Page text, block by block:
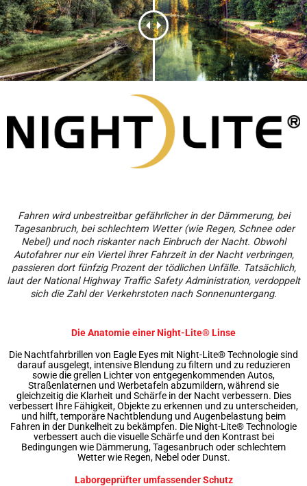
Fahren wird unbestreitbar gefährlicher in der Dämmerung, bei
Tagesanbruch, bei schlechtem Wetter (wie Regen, Schnee oder
Nebel) und noch riskanter nach Einbruch der Nacht. Obwohl
Autofahrer nur ein Viertel ihrer Fahrzeit in der Nacht verbringen,
passieren dort fünfzig Prozent der tödlichen Unfälle. Tatsächlich,
laut der National Highway Traffic Safety Administration, verdoppelt
sich die Zahl der Verkehrstoten nach Sonnenuntergang.
Die Anatomie einer Night-Lite® Linse
Die Nachtfahrbrillen von Eagle Eyes mit Night-Lite® Technologie sind
darauf ausgelegt, intensive Blendung zu filtern und zu reduzieren
sowie die grellen Lichter von entgegenkommenden Autos,
Straßenlaternen und Werbetafeln abzumildern, während sie
gleichzeitig die Klarheit und Schärfe in der Nacht verbessern. Dies
verbessert Ihre Fähigkeit, Objekte zu erkennen und zu unterscheiden,
und hilft, temporäre Nachtblendung und Augenbelastung beim
Fahren in der Dunkelheit zu bekämpfen. Die Night-Lite® Technologie
verbessert auch die visuelle Schärfe und den Kontrast bei
Bedingungen wie Dämmerung, Tagesanbruch oder schlechtem
Wetter wie Regen, Nebel oder Dunst.
Laborgeprüfter umfassender Schutz